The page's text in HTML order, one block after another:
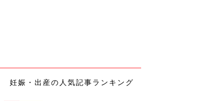
ってます☺️💡
妊娠・出産の人気記事ランキング